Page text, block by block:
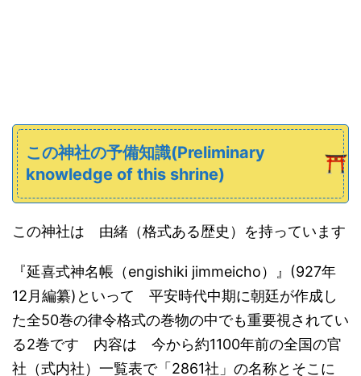
この神社の予備知識(Preliminary
knowledge of this shrine)
この神社は 由緒（格式ある歴史）を持っています
『延喜式神名帳（engishiki jimmeicho）』(927年
12月編纂)といって 平安時代中期に朝廷が作成し
た全50巻の律令格式の巻物の中でも重要視されてい
る2巻です 内容は 今から約1100年前の全国の官
社（式内社）一覧表で「2861社」の名称とそこに